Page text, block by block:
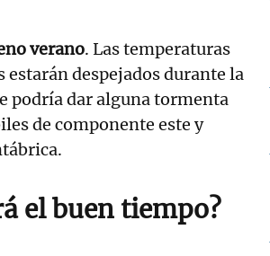
verano. Las temperaturas
estarán despejados durante la
podría dar alguna tormenta
de componente este y
el buen tiempo?